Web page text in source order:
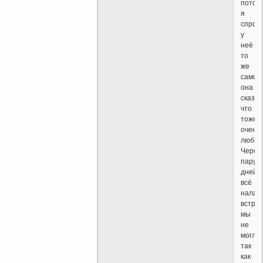
потом
я
у
неё
то
же
самое,
она
что
тоже
очень
любит.
Через
пару
дней
всё
мы
не
могли,
так
как